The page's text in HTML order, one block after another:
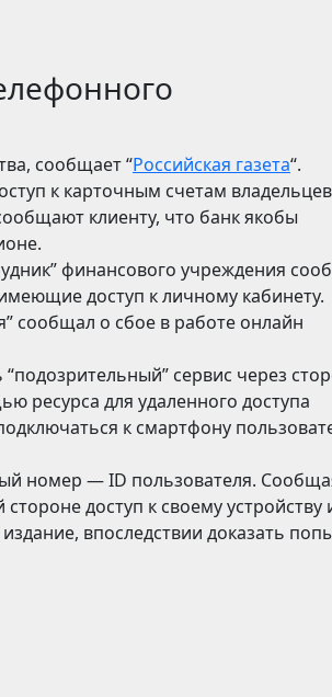
сообщает “Российская газета“.
к карточным счетам
клиенту, что банк якобы
финансового учреждения
доступ к личному кабинету.
сообщал о сбое в работе онлайн
сервис через
ресурса для удаленного доступа
к смартфону
номер — ID пользователя.
доступ к своему устройству
впоследствии доказать